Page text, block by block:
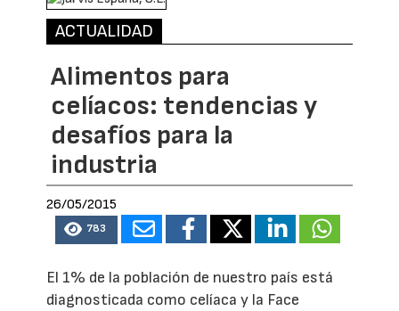
ACTUALIDAD
Alimentos para
celíacos: tendencias y
desafíos para la
industria
26/05/2015
783
El 1% de la población de nuestro país está
diagnosticada como celíaca y la Face